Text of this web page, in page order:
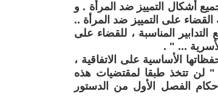
جميع أشكال التمييز ضد المرأة . و
على التمييز ضد المرأة ..
جميع التدابير المناسبة ، للقضاء على
... " .
أن تونس ، عادت فرفعت رسميا - أبريل 2014 - تحفظاتها الأساسية على الاتفاقية ،
لن تتخذ طبقا لمقتضيات هذه
الفصل الأول من الدستور